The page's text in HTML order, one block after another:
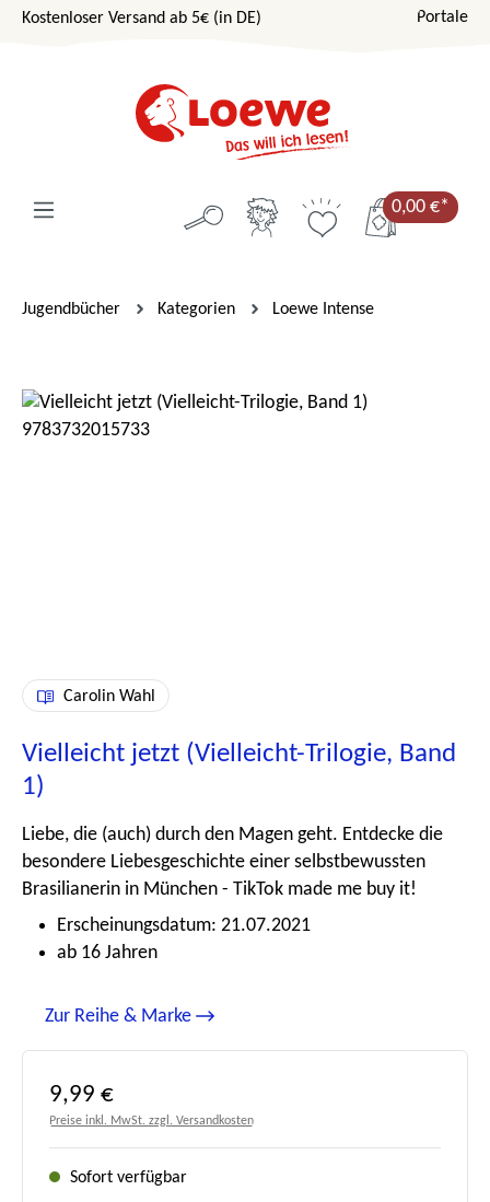
Zum Hauptinhalt springen
Kostenloser Versand ab 5€ (in DE) Portale
0,00 €*
Jugendbücher Kategorien Loewe Intense
Bildergalerie überspringen
Carolin Wahl
Vielleicht jetzt (Vielleicht-Trilogie, Band
1)
Liebe, die (auch) durch den Magen geht. Entdecke die
besondere Liebesgeschichte einer selbstbewussten
Brasilianerin in München - TikTok made me buy it!
Erscheinungsdatum: 21.07.2021
ab 16 Jahren
Zur Reihe & Marke
Regulärer Preis:
9,99 €
Preise inkl. MwSt. zzgl. Versandkosten
Sofort verfügbar